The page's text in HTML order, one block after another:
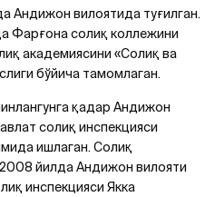
Андижон вилоятида туғилган.
Фарғона солиқ коллежини
академиясини «Солиқ ва
бўйича тамомлаган.
қадар Андижон
солиқ инспекцияси
ишлаган. Солиқ
йилда Андижон вилояти
инспекцияси Якка